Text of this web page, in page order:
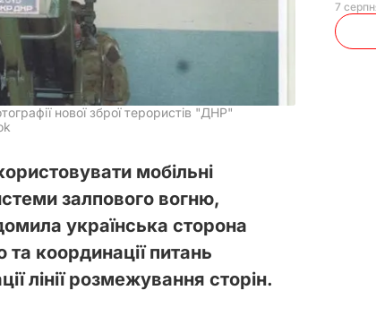
нової зброї терористів "ДНР"
мобільні
залпового вогню,
українська сторона
координації питань
лінії розмежування сторін.
7